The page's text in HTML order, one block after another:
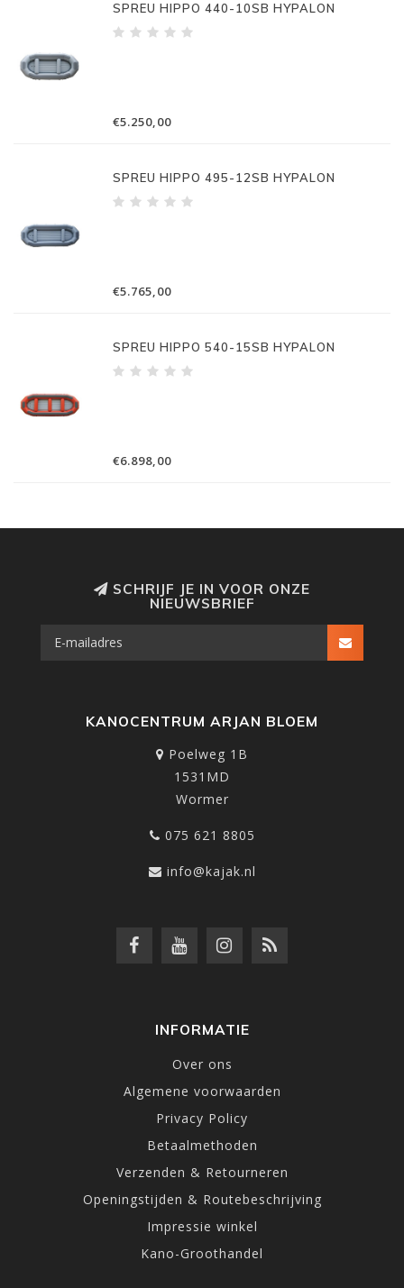
SPREU HIPPO 440-10SB HYPALON
€5.250,00
SPREU HIPPO 495-12SB HYPALON
€5.765,00
SPREU HIPPO 540-15SB HYPALON
€6.898,00
SCHRIJF JE IN VOOR ONZE
NIEUWSBRIEF
KANOCENTRUM ARJAN BLOEM
Poelweg 1B
1531MD
Wormer
075 621 8805
info@kajak.nl
INFORMATIE
Over ons
Algemene voorwaarden
Privacy Policy
Betaalmethoden
Verzenden & Retourneren
Openingstijden & Routebeschrijving
Impressie winkel
Kano-Groothandel